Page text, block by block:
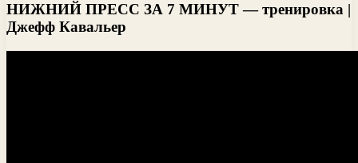
НИЖНИЙ ПРЕСС ЗА 7 МИНУТ — тренировка |
Джефф Кавальер